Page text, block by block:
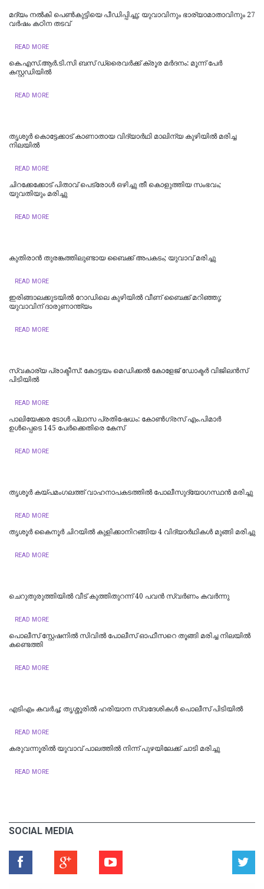
മദ്യം നൽകി പെൺകുട്ടിയെ പീഡിപ്പിച്ചു; യുവാവിനും ഭാര്യാമാതാവിനും 27
വർഷം കഠിന തടവ്
READ MORE
കെ.എസ്.ആർ.ടി.സി ബസ് ഡ്രൈവർക്ക് ക്രൂര മർദനം: മൂന്ന് പേർ
കസ്റ്റഡിയിൽ
READ MORE
തൃശൂർ കൊട്ടേക്കാട് കാണാതായ വിദ്യാർഥി മാലിന്യ കുഴിയിൽ മരിച്ച
നിലയിൽ
READ MORE
ചിറക്കേക്കോട് പിതാവ് പെട്രോള്‍ ഒഴിച്ചു തീ കൊളുത്തിയ സംഭവം;
യുവതിയും മരിച്ചു
READ MORE
കുതിരാൻ തുരങ്കത്തിലുണ്ടായ ബൈക്ക് അപകടം; യുവാവ് മരിച്ചു
READ MORE
ഇരിങ്ങാലക്കുടയില്‍ റോഡിലെ കുഴിയില്‍ വീണ് ബൈക്ക് മറിഞ്ഞു;
യുവാവിന് ദാരുണാന്ത്യം
READ MORE
സ്വകാര്യ പ്രാക്ടീസ്: കോട്ടയം മെഡിക്കൽ കോളേജ് ഡോക്ടർ വിജിലൻസ്
പിടിയിൽ
READ MORE
പാ​ലി​യേ​ക്ക​ര ടോ​ള്‍ പ്ലാ​സ പ്രതിഷേ​ധം: കോണ്‍ഗ്രസ് എം.പിമാർ
ഉള്‍പ്പെടെ 145 പേ​ര്‍​ക്കെ​തി​രെ​ കേസ്
READ MORE
തൃശൂർ കയ്പമംഗലത്ത് വാഹനാപകടത്തിൽ പോലീസുദ്യോഗസ്ഥൻ മരിച്ചു
READ MORE
തൃശൂർ കൈനൂർ ചിറയിൽ കുളിക്കാനിറങ്ങിയ 4 വിദ്യാർഥികൾ മുങ്ങി മരിച്ചു
READ MORE
ചെറുതുരുത്തിയിൽ വീട് കുത്തിതുറന്ന് 40 പവൻ സ്വർണം കവർന്നു
READ MORE
പൊലീസ് സ്റ്റേഷനിൽ സിവിൽ പോലീസ് ഓഫീസറെ തൂങ്ങി മരിച്ച നിലയിൽ
കണ്ടെത്തി
READ MORE
എടിഎം കവർച്ച; തൃശ്ശൂരിൽ ഹരിയാന സ്വദേശികൾ പൊലീസ് പിടിയിൽ
READ MORE
കരുവന്നൂരിൽ യുവാവ് പാലത്തിൽ നിന്ന് പുഴയിലേക്ക് ചാടി മരിച്ചു
READ MORE
SOCIAL MEDIA